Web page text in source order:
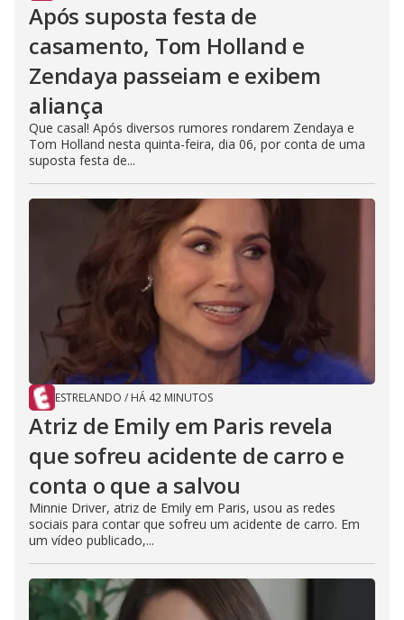
Após suposta festa de
casamento, Tom Holland e
Zendaya passeiam e exibem
aliança
Que casal! Após diversos rumores rondarem Zendaya e
Tom Holland nesta quinta-feira, dia 06, por conta de uma
suposta festa de...
ESTRELANDO / HÁ 42 MINUTOS
Atriz de Emily em Paris revela
que sofreu acidente de carro e
conta o que a salvou
Minnie Driver, atriz de Emily em Paris, usou as redes
sociais para contar que sofreu um acidente de carro. Em
um vídeo publicado,...